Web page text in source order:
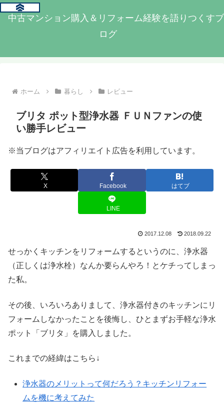
中古マンション購入＆リフォーム経験を語りつくすブ
ログ
ホーム 暮らし レビュー
ブリタ ポット型浄水器 ＦＵＮファンの使
い勝手レビュー
※当ブログはアフィリエイト広告を利用しています。
X Facebook はてブ
LINE
2017.12.08 2018.09.22
せっかくキッチンをリフォームするというのに、浄水器
（正しくは浄水栓）なんか要らんやろ！とケチってしまっ
た私。
その後、いろいろありまして、浄水器付きのキッチンにリ
フォームしなかったことを後悔し、ひとまずお手軽な浄水
ポット「ブリタ」を購入しました。
これまでの経緯はこちら↓
浄水器のメリットって何だろう？キッチンリフォー
ムを機に考えてみた